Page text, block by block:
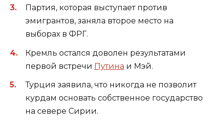
Партия, которая выступает против
эмигрантов, заняла второе место на
выборах в ФРГ.
Кремль остался доволен результатами
первой встречи Путина и Мэй.
Турция заявила, что никогда не позволит
курдам основать собственное государство
на севере Сирии.